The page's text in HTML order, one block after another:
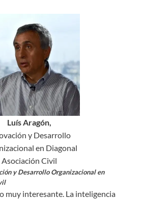
Luís Aragón,
y Desarrollo
en Diagonal
Asociación Civil
y Desarrollo Organizacional en
muy interesante. La inteligencia